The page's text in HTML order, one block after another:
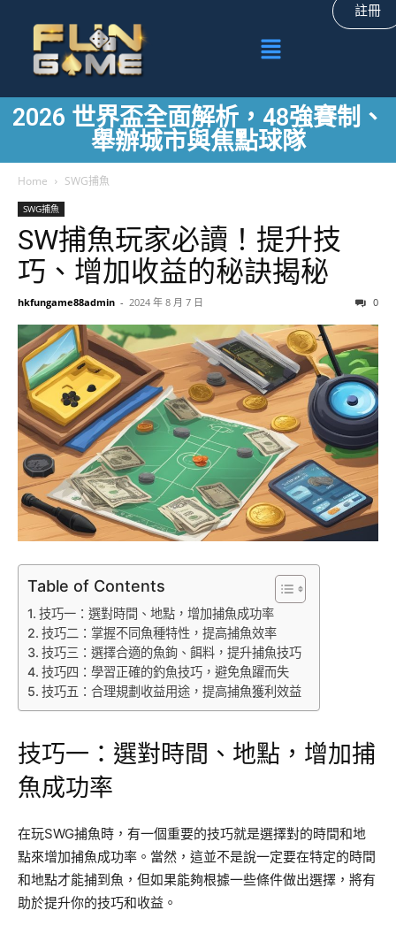
註冊
2026 世界盃全面解析，48強賽制、
舉辦城市與焦點球隊
Home SWG捕魚
SWG捕魚
SW捕魚玩家必讀！提升技
巧、增加收益的秘訣揭秘
hkfungame88admin - 2024 年 8 月 7 日 0
Table of Contents
技巧一：選對時間、地點，增加捕魚成功率
技巧二：掌握不同魚種特性，提高捕魚效率
技巧三：選擇合適的魚鉤、餌料，提升捕魚技巧
技巧四：學習正確的釣魚技巧，避免魚躍而失
技巧五：合理規劃收益用途，提高捕魚獲利效益
技巧一：選對時間、地點，增加捕
魚成功率
在玩SWG捕魚時，有一個重要的技巧就是選擇對的時間和地
點來增加捕魚成功率。當然，這並不是說一定要在特定的時間
和地點才能捕到魚，但如果能夠根據一些條件做出選擇，將有
助於提升你的技巧和收益。